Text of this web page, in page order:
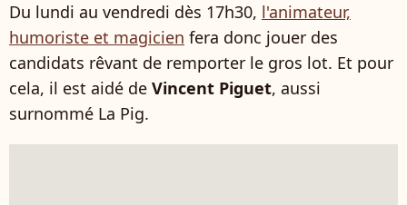
Du lundi au vendredi dès 17h30, l'animateur,
humoriste et magicien fera donc jouer des
candidats rêvant de remporter le gros lot. Et pour
cela, il est aidé de Vincent Piguet, aussi
surnommé La Pig.